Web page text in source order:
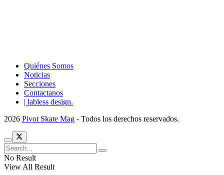
Quiénes Somos
Noticias
Secciones
Contactanos
| labless design.
2026 Pivot Skate Mag - Todos los derechos reservados.
No Result
View All Result